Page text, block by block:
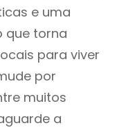
e uma
que torna
para viver
por
muitos
a